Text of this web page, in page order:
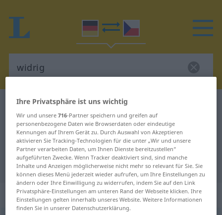
Deutsch-Tschechisch Wörterbuch
Deutsch-Tschechisch Übersetzung
für "widrig"
"widrig" Tschechisch Übersetzung
„widrig“
Ihre Privatsphäre ist uns wichtig
Wir und unsere716-Partner speichern und greifen auf
personenbezogene Daten wie Browserdaten oder eindeutige
Kennungen auf Ihrem Gerät zu. Durch Auswahl von Akzeptieren
aktivieren Sie Tracking-Technologien für die unter „Wir und unsere
Partner verarbeiten Daten, um Ihnen Dienste bereitzustellen“
aufgeführten Zwecke. Wenn Tracker deaktiviert sind, sind manche
Inhalte und Anzeigen möglicherweise nicht mehr so relevant für Sie. Sie
können dieses Menü jederzeit wieder aufrufen, um Ihre Einstellungen zu
ändern oder Ihre Einwilligung zu widerrufen, indem Sie auf den Link
Privatsphäre-Einstellungen am unteren Rand der Webseite klicken. Ihre
Einstellungen gelten innerhalb unseres Website. Weitere Informationen
finden Sie in unserer Datenschutzerklärung.